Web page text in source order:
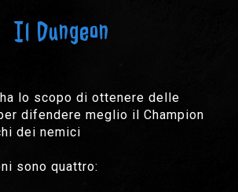
Il Dungeon
lo scopo di ottenere delle
difendere meglio il Champion
dei nemici
sono quattro: